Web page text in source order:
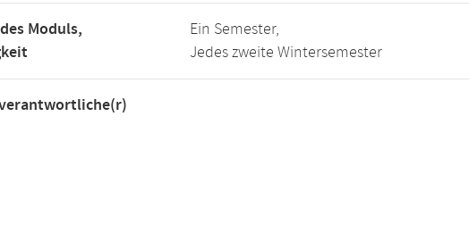
Moduls,
Ein Semester,
Jedes zweite Wintersemester